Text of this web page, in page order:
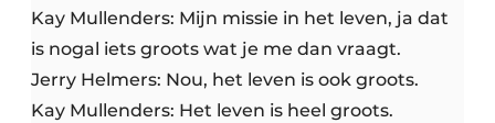
Kay Mullenders: Mijn missie in het leven, ja dat
is nogal iets groots wat je me dan vraagt.
Jerry Helmers: Nou, het leven is ook groots.
Kay Mullenders: Het leven is heel groots.